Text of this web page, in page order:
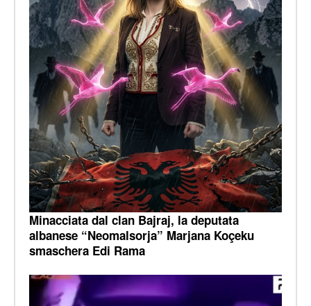
Minacciata dal clan Bajraj, la deputata
albanese “Neomalsorja” Marjana Koçeku
smaschera Edi Rama